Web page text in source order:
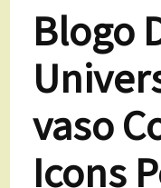
Blogo
vaso
Icons